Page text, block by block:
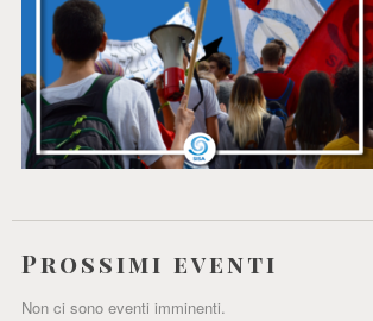
Prossimi eventi
Non ci sono eventi imminenti.